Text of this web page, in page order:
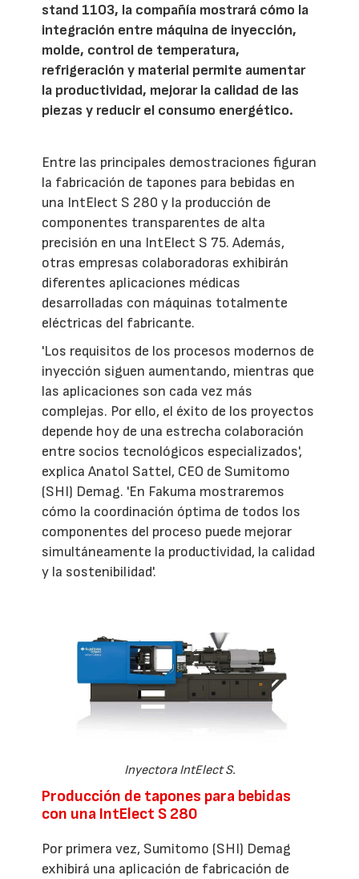
stand 1103, la compañía mostrará cómo la
integración entre máquina de inyección,
molde, control de temperatura,
refrigeración y material permite aumentar
la productividad, mejorar la calidad de las
piezas y reducir el consumo energético.
Entre las principales demostraciones figuran
la fabricación de tapones para bebidas en
una IntElect S 280 y la producción de
componentes transparentes de alta
precisión en una IntElect S 75. Además,
otras empresas colaboradoras exhibirán
diferentes aplicaciones médicas
desarrolladas con máquinas totalmente
eléctricas del fabricante.
'Los requisitos de los procesos modernos de
inyección siguen aumentando, mientras que
las aplicaciones son cada vez más
complejas. Por ello, el éxito de los proyectos
depende hoy de una estrecha colaboración
entre socios tecnológicos especializados',
explica Anatol Sattel, CEO de Sumitomo
(SHI) Demag. 'En Fakuma mostraremos
cómo la coordinación óptima de todos los
componentes del proceso puede mejorar
simultáneamente la productividad, la calidad
y la sostenibilidad'.
Inyectora IntElect S.
Producción de tapones para bebidas
con una IntElect S 280
Por primera vez, Sumitomo (SHI) Demag
exhibirá una aplicación de fabricación de